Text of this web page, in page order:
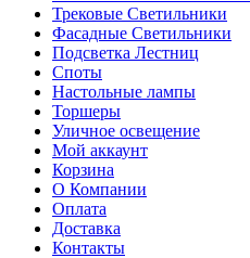
Трековые Светильники
Фасадные Светильники
Подсветка Лестниц
Споты
Настольные лампы
Торшеры
Уличное освещение
Мой аккаунт
Корзина
О Компании
Оплата
Доставка
Контакты